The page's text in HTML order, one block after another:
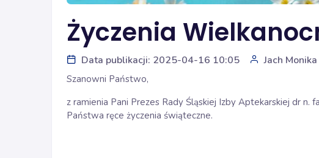
Życzenia
Data publikacji: 2025-04-16 10:05 Jach Monika
Szanowni Państwo,
z ramienia Pani Prezes Rady Śląskiej Izby Aptekarskiej dr n.
Państwa ręce życzenia świąteczne.